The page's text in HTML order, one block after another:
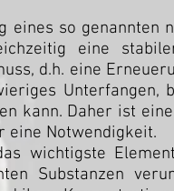
so genannten
eine
d.h. eine
Unterfangen,
kann. Daher ist
eine Notwendigkeit.
wichtigste
Substanzen